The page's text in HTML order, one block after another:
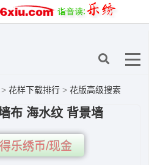
> 花样下载排行 > 花版高级搜索
布 海水纹 背景墙
乐绣币/现金